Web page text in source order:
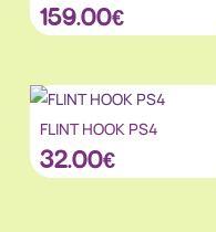
159.00€
FLINT HOOK PS4
32.00€